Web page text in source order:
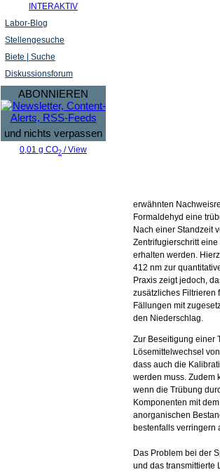
erwähnten
Formaldehyd eine
Nach einer Standzeit
Zentrifugierschritt
erhalten werden.
412 nm zur
Praxis zeigt jedoch,
zusätzliches Filtrieren
Fällungen mit
den Niederschlag.
Zur Beseitigung einer
Lösemittelwechsel
dass auch die
werden muss. Zudem
wenn die Trübung
Komponenten mit
anorganischen
bestenfalls verringern
Das Problem bei der
und das transmittierte
INTERAKTIV
Labor-Blog
Stellengesuche
Biete | Suche
Diskussionsforum
ABONNIEREN
und nichts verpassen
0,01 g CO2 / View